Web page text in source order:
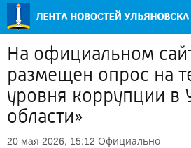
На официальном
размещен опрос на
уровня коррупции в
области»
20 мая 2026, 15:12 Официально